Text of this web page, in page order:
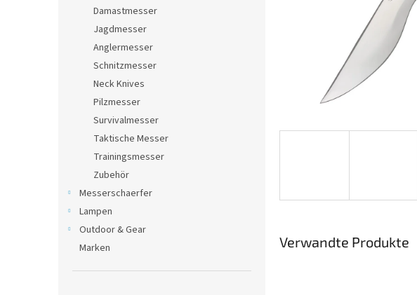
Damastmesser
Jagdmesser
Anglermesser
Schnitzmesser
Neck Knives
Pilzmesser
Survivalmesser
Taktische Messer
Trainingsmesser
Zubehör
Messerschaerfer
Lampen
Outdoor & Gear
Marken
Verwandte Produkte